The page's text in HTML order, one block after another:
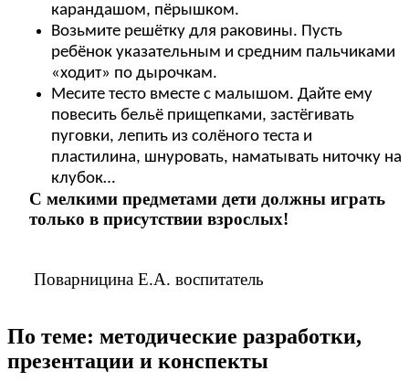
карандашом, пёрышком.
Возьмите решётку для раковины. Пусть
ребёнок указательным и средним пальчиками
«ходит» по дырочкам.
Месите тесто вместе с малышом. Дайте ему
повесить бельё прищепками, застёгивать
пуговки, лепить из солёного теста и
пластилина, шнуровать, наматывать ниточку на
клубок…
С мелкими предметами дети должны играть
только в присутствии взрослых!
Поварницина Е.А. воспитатель
По теме: методические разработки,
презентации и конспекты